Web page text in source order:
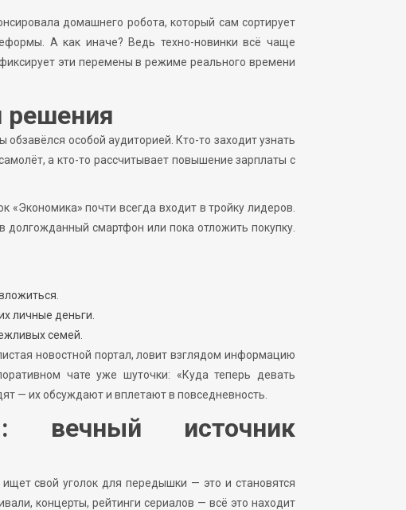
домашнего робота, который сам сортирует
А как иначе? Ведь техно-новинки всё чаще
эти перемены в режиме реального времени
решения
особой аудиторией. Кто-то заходит узнать
а кто-то рассчитывает повышение зарплаты с
«Экономика» почти всегда входит в тройку лидеров.
смартфон или пока отложить покупку.
личные деньги.
семей.
новостной портал, ловит взглядом информацию
чате уже шуточки: «Куда теперь девать
— их обсуждают и вплетают в повседневность.
вечный источник
свой уголок для передышки — это и становятся
концерты, рейтинги сериалов — всё это находит